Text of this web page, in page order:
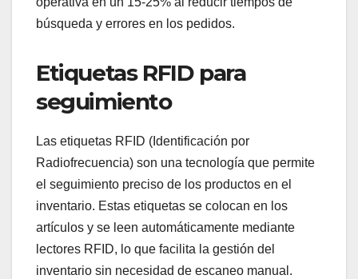
búsqueda y errores en los pedidos.
Etiquetas RFID para
seguimiento
Las etiquetas RFID (Identificación por
Radiofrecuencia) son una tecnología que permite
el seguimiento preciso de los productos en el
inventario. Estas etiquetas se colocan en los
artículos y se leen automáticamente mediante
lectores RFID, lo que facilita la gestión del
inventario sin necesidad de escaneo manual.